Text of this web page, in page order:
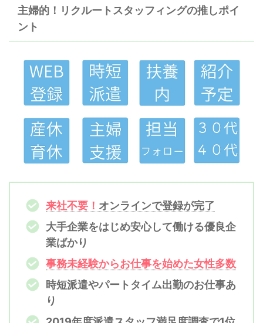
主婦的！リクルートスタッフィングの推しポイ
ント
来社不要！ オンラインで登録が完了
大手企業をはじめ安心して働ける優良企
業ばかり
事務未経験からお仕事を始めた女性多数
時短派遣やパートタイム出勤のお仕事あ
り